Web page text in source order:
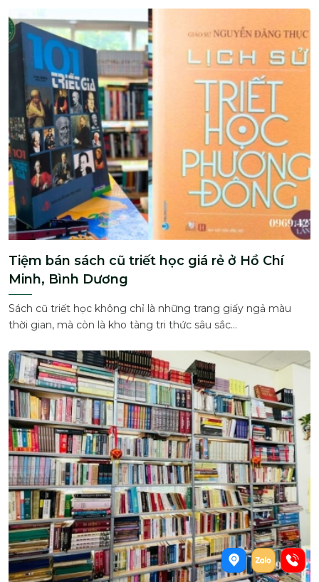
Tiệm bán sách cũ triết học giá rẻ ở Hồ Chí
Minh, Bình Dương
Sách cũ triết học không chỉ là những trang giấy ngả màu
thời gian, mà còn là kho tàng tri thức sâu sắc...